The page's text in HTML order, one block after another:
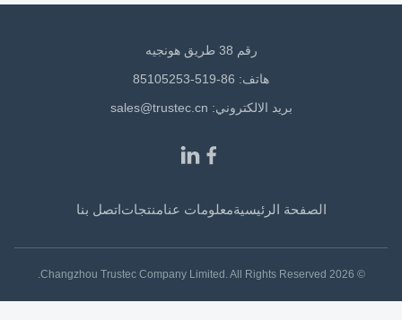
هاتف: 86-519-85105253
بريد الالكتروني: sales@trustec.cn
الصفحة الرئيسيةمعلومات عنامنتجاتاتصل بنا